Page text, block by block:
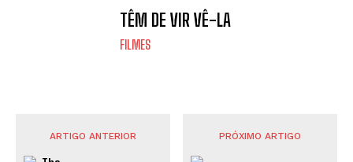
TÊM DE VIR VÊ-LA
FILMES
ARTIGO ANTERIOR PRÓXIMO ARTIGO